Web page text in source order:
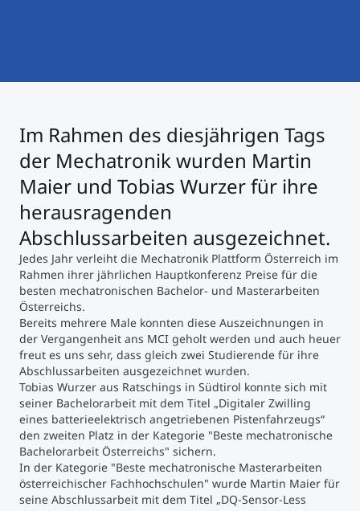
Study Finder Bachelor/Master
Masterclasses
Management-Seminare
Technische Weiterbildung
Maßgeschneiderte Programme
Studienberatung
Executive Education Finder
Im Rahmen des diesjährigen Tags
der Mechatronik wurden Martin
Maier und Tobias Wurzer für ihre
herausragenden
Abschlussarbeiten ausgezeichnet.
Jedes Jahr verleiht die Mechatronik Plattform Österreich im
Rahmen ihrer jährlichen Hauptkonferenz Preise für die
besten mechatronischen Bachelor- und Masterarbeiten
Österreichs.
Bereits mehrere Male konnten diese Auszeichnungen in
der Vergangenheit ans MCI geholt werden und auch heuer
freut es uns sehr, dass gleich zwei Studierende für ihre
Abschlussarbeiten ausgezeichnet wurden.
Tobias Wurzer aus Ratschings in Südtirol konnte sich mit
seiner Bachelorarbeit mit dem Titel „Digitaler Zwilling
eines batterieelektrisch angetriebenen Pistenfahrzeugs“
den zweiten Platz in der Kategorie "Beste mechatronische
Bachelorarbeit Österreichs" sichern.
In der Kategorie "Beste mechatronische Masterarbeiten
österreichischer Fachhochschulen" wurde Martin Maier für
seine Abschlussarbeit mit dem Titel „DQ-Sensor-Less